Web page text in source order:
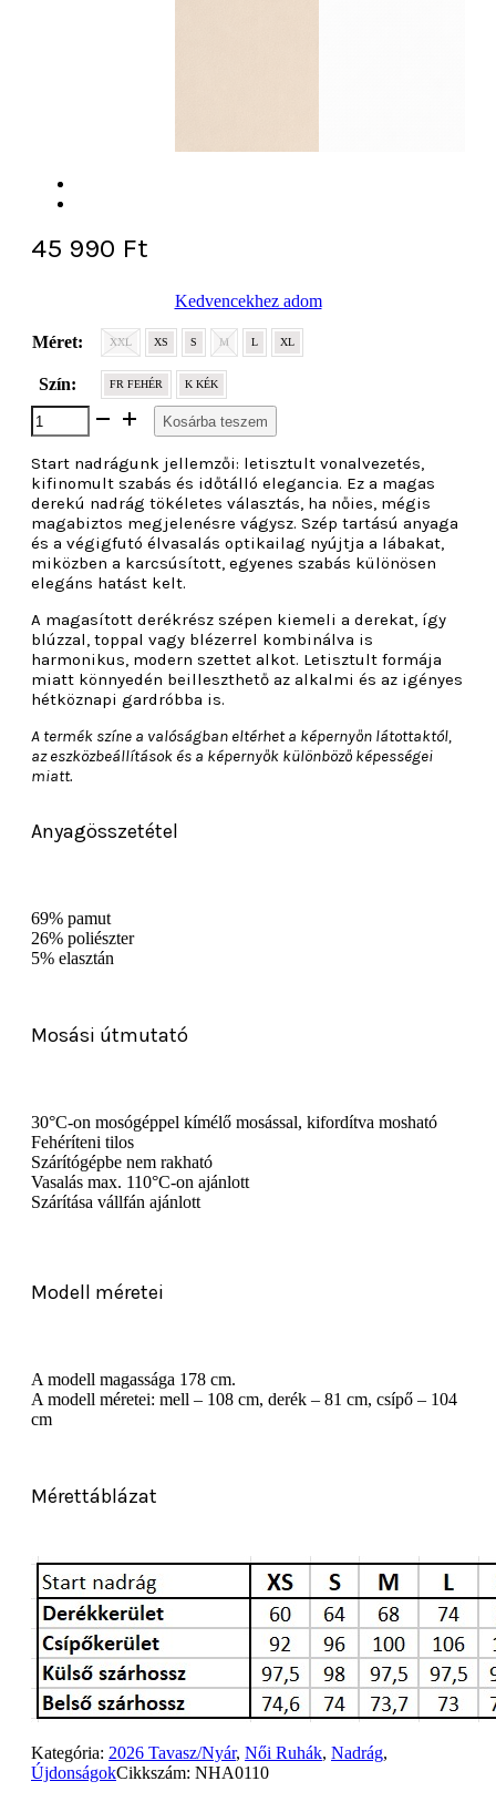
45 990 Ft
Kedvencekhez adom
Méret: XXL XS S M L XL
Szín: FR FEHÉR K KÉK
Start
nadrág
mennyiség
Kosárba teszem
Start nadrágunk jellemzői: letisztult vonalvezetés,
kifinomult szabás és időtálló elegancia. Ez a magas
derekú nadrág tökéletes választás, ha nőies, mégis
magabiztos megjelenésre vágysz. Szép tartású anyaga
és a végigfutó élvasalás optikailag nyújtja a lábakat,
miközben a karcsúsított, egyenes szabás különösen
elegáns hatást kelt.
A magasított derékrész szépen kiemeli a derekat, így
blúzzal, toppal vagy blézerrel kombinálva is
harmonikus, modern szettet alkot. Letisztult formája
miatt könnyedén beilleszthető az alkalmi és az igényes
hétköznapi gardróbba is.
A termék színe a valóságban eltérhet a képernyőn látottaktól,
az eszközbeállítások és a képernyők különböző képességei
miatt.
Anyagösszetétel
69% pamut
26% poliészter
5% elasztán
Mosási útmutató
30°C-on mosógéppel kímélő mosással, kifordítva mosható
Fehéríteni tilos
Szárítógépbe nem rakható
Vasalás max. 110°C-on ajánlott
Szárítása vállfán ajánlott
Modell méretei
A modell magassága 178 cm.
A modell méretei: mell – 108 cm, derék – 81 cm, csípő – 104
cm
Mérettáblázat
Kategória: 2026 Tavasz/Nyár, Női Ruhák, Nadrág,
ÚjdonságokCikkszám: NHA0110